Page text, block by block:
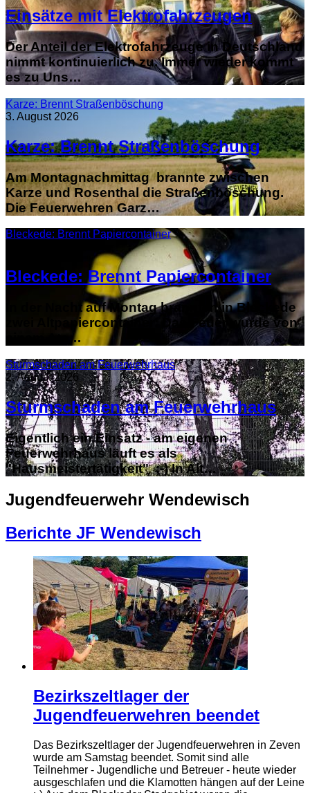
Einsätze mit Elektrofahrzeugen
Der Anteil der Elektrofahrzeuge in Deutschland
nimmt kontinuierlich zu. Immer wieder kommt
es zu Uns…
Karze: Brennt Straßenböschung
3. August 2026
Karze: Brennt Straßenböschung
Am Montagnachmittag brannte zwischen
Karze und Rosenthal die Straßenböschung.
Die Feuerwehren Garz…
Bleckede: Brennt Papiercontainer
Bleckede: Brennt Papiercontainer
In der Nacht auf Montag brannten in Bleckede
zwei Altpapiercontainer: Das Feuer wurde von
einem Ate…
Sturmschaden am Feuerwehrhaus
2. August 2026
Sturmschaden am Feuerwehrhaus
Eigentlich ein Einsatz - am eigenen
Feuerwehrhaus läuft es als
"Hausmeistertätigkeit" ;-) In Alt…
Jugendfeuerwehr Wendewisch
Berichte JF Wendewisch
Bezirkszeltlager der
Jugendfeuerwehren beendet
Das Bezirkszeltlager der Jugendfeuerwehren in Zeven
wurde am Samstag beendet. Somit sind alle
Teilnehmer - Jugendliche und Betreuer - heute wieder
ausgeschlafen und die Klamotten hängen auf der Leine